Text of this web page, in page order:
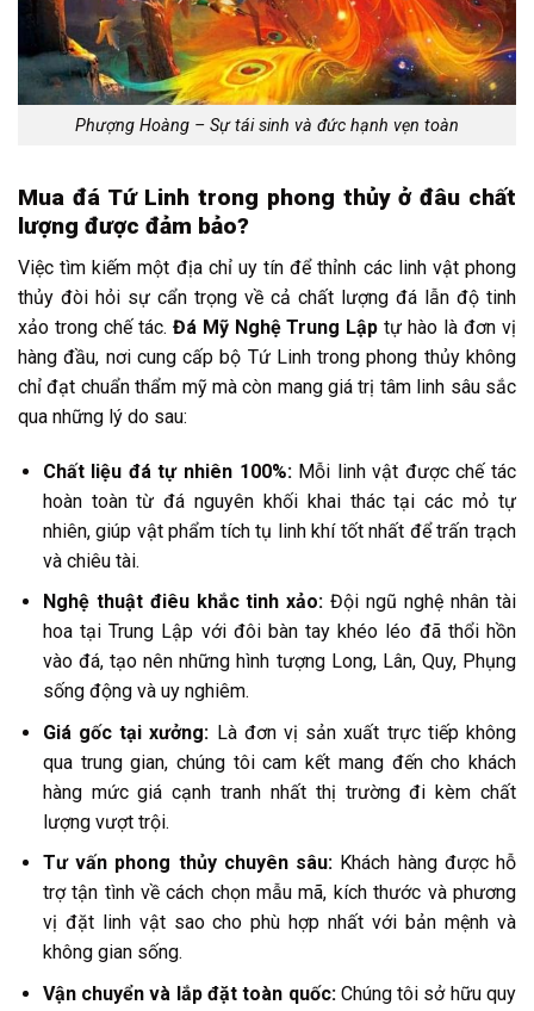
Phượng Hoàng – Sự tái sinh và đức hạnh vẹn toàn
Mua đá Tứ Linh trong phong thủy ở đâu chất
lượng được đảm bảo?
Việc tìm kiếm một địa chỉ uy tín để thỉnh các linh vật phong
thủy đòi hỏi sự cẩn trọng về cả chất lượng đá lẫn độ tinh
xảo trong chế tác. Đá Mỹ Nghệ Trung Lập tự hào là đơn vị
hàng đầu, nơi cung cấp bộ Tứ Linh trong phong thủy không
chỉ đạt chuẩn thẩm mỹ mà còn mang giá trị tâm linh sâu sắc
qua những lý do sau:
Chất liệu đá tự nhiên 100%:Mỗi linh vật được chế tác
hoàn toàn từ đá nguyên khối khai thác tại các mỏ tự
nhiên, giúp vật phẩm tích tụ linh khí tốt nhất để trấn trạch
và chiêu tài.
Nghệ thuật điêu khắc tinh xảo: Đội ngũ nghệ nhân tài
hoa tại Trung Lập với đôi bàn tay khéo léo đã thổi hồn
vào đá, tạo nên những hình tượng Long, Lân, Quy, Phụng
sống động và uy nghiêm.
Giá gốc tại xưởng: Là đơn vị sản xuất trực tiếp không
qua trung gian, chúng tôi cam kết mang đến cho khách
hàng mức giá cạnh tranh nhất thị trường đi kèm chất
lượng vượt trội.
Tư vấn phong thủy chuyên sâu: Khách hàng được hỗ
trợ tận tình về cách chọn mẫu mã, kích thước và phương
vị đặt linh vật sao cho phù hợp nhất với bản mệnh và
không gian sống.
Vận chuyển và lắp đặt toàn quốc:Chúng tôi sở hữu quy